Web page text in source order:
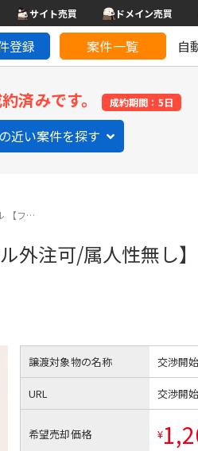
サイト売買 ドメイン売買
登録 案件一覧 自
済みです。 成約期間：5日
近い案件を探す
【フ…
外注可/属人性無し】
譲渡対象物の名称 交渉開
URL 交渉開
希望売却価格 ¥